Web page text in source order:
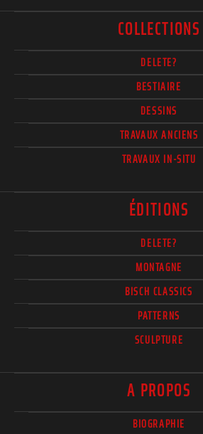
COLLECTIONS
DELETE?
BESTIAIRE
DESSINS
TRAVAUX ANCIENS
TRAVAUX IN-SITU
ÉDITIONS
DELETE?
MONTAGNE
BISCH CLASSICS
PATTERNS
SCULPTURE
A PROPOS
BIOGRAPHIE